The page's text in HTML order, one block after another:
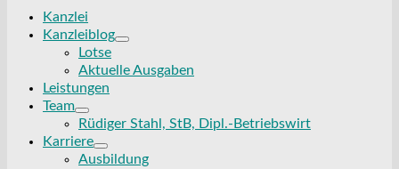
Kanzlei
Kanzleiblog
Lotse
Aktuelle Ausgaben
Leistungen
Team
Rüdiger Stahl, StB, Dipl.-Betriebswirt
Karriere
Ausbildung